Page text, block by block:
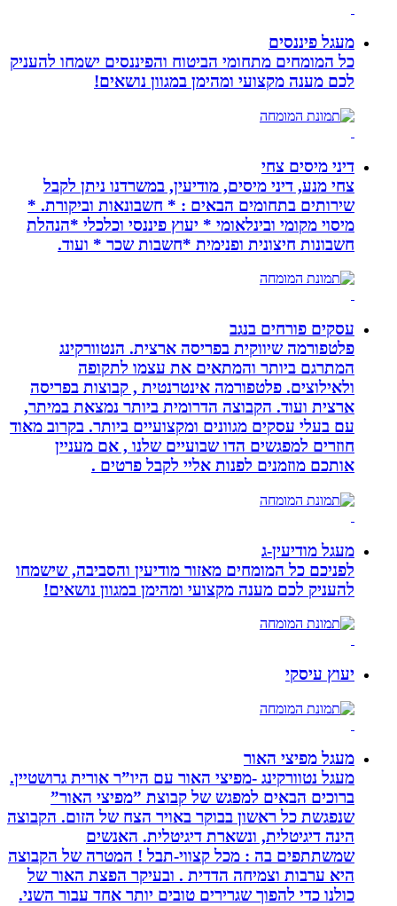
מעגל פיננסים
כל המומחים מתחומי הביטוח והפיננסים ישמחו להעניק
לכם מענה מקצועי ומהימן במגוון נושאים!
דיני מיסים צחי
צחי מנע, דיני מיסים, מודיעין, במשרדנו ניתן לקבל
שירותים בתחומים הבאים : * חשבונאות וביקורת. *
מיסוי מקומי ובינלאומי * יעוץ פיננסי וכלכלי *הנהלת
חשבונות חיצונית ופנימית *חשבות שכר * ועוד.
עסקים פורחים בנגב
פלטפורמה שיווקית בפריסה ארצית. הנטוורקינג
המתרגם ביותר והמתאים את עצמו לתקופה
ולאילוצים. פלטפורמה אינטרנטית , קבוצות בפריסה
ארצית ועוד. הקבוצה הדרומית ביותר נמצאת במיתר,
עם בעלי עסקים מגוונים ומקצועיים ביותר. בקרוב מאוד
חוזרים למפגשים הדו שבועיים שלנו , אם מעניין
אותכם מוזמנים לפנות אליי לקבל פרטים .
מעגל מודיעין-ג
לפניכם כל המומחים מאזור מודיעין והסביבה, שישמחו
להעניק לכם מענה מקצועי ומהימן במגוון נושאים!
יעוץ עיסקי
מעגל מפיצי האור
מעגל נטוורקינג -מפיצי האור עם היו”ר אורית גרושטיין.
ברוכים הבאים למפגש של קבוצת ”מפיצי האור”
שנפגשת כל ראשון בבוקר באויר הצח של הזום. הקבוצה
הינה דיגיטלית, ונשארת דיגיטלית. האנשים
שמשתתפים בה : מכל קצווי-תבל ! המטרה של הקבוצה
היא ערבות וצמיחה הדדית . ובעיקר הפצת האור של
כולנו כדי להפוך שגרירים טובים יותר אחד עבור השני.